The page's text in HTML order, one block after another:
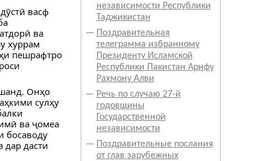
васф
ва
хуррам
пешрафтро
Онҳо
сулҳу
ва ҷомеа
босаводу
дар дасти
независимости Республики
Таджикистан
—
Поздравительная
телеграмма избранному
Президенту Исламской
Республики Пакистан Арифу
Рахмону Алви
— Речь по случаю 27-й
годовщины
Государственной
независимости
—
Поздравительные послания
от глав зарубежных